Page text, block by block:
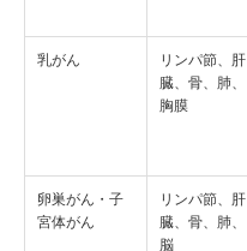
乳がん
リンパ節、肝
臓、骨、肺、
胸膜
卵巣がん・子
宮体がん
リンパ節、肝
臓、骨、肺、
脳